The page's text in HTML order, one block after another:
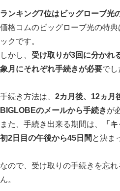
ランキング7位はビッグローブ光
価格コムのビッグローブ光の特
ックです。
しかし、 受け取りが3回に分かれ
象月にそれぞれ手続きが必要でし
手続き方法は、 2カ月後、12ヵ月
BIGLOBEのメールから手続きが
また、手続き出来る期間は、
「
初2日目の午後から45日間 と決ま
なので、受け取りの手続きを忘
ん。